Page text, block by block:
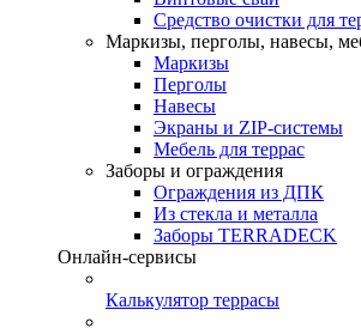
Средство очистки для
Маркизы, перголы, навесы,
Маркизы
Перголы
Навесы
Экраны и ZIP-системы
Мебель для террас
Заборы и ограждения
Ограждения из ДПК
Из стекла и металла
Заборы TERRADECK
Онлайн-сервисы
Калькулятор террасы